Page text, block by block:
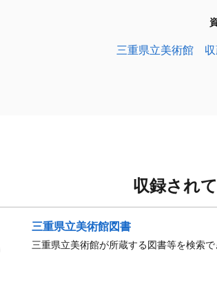
三重県立美術館 収
収録され
三重県立美術館図書
三重県立美術館が所蔵する図書等を検索で